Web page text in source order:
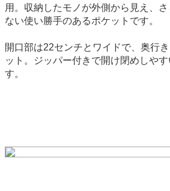
用。収納したモノが外側から見え、
ない使い勝手のあるポケットです。
開口部は22センチとワイドで、奥行
ット。ジッパー付きで開け閉めしや
す。